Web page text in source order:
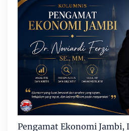
Pengamat Ekonomi Jambi,